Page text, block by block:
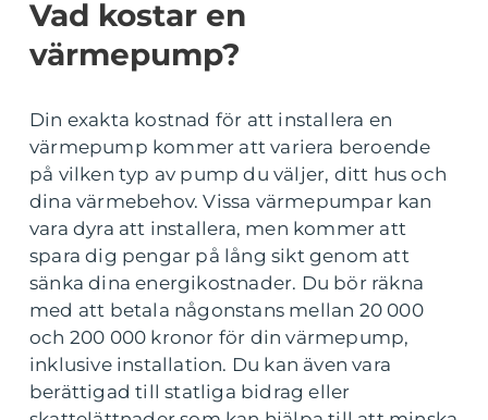
Vad kostar en
värmepump?
Din exakta kostnad för att installera en
värmepump kommer att variera beroende
på vilken typ av pump du väljer, ditt hus och
dina värmebehov. Vissa värmepumpar kan
vara dyra att installera, men kommer att
spara dig pengar på lång sikt genom att
sänka dina energikostnader. Du bör räkna
med att betala någonstans mellan 20 000
och 200 000 kronor för din värmepump,
inklusive installation. Du kan även vara
berättigad till statliga bidrag eller